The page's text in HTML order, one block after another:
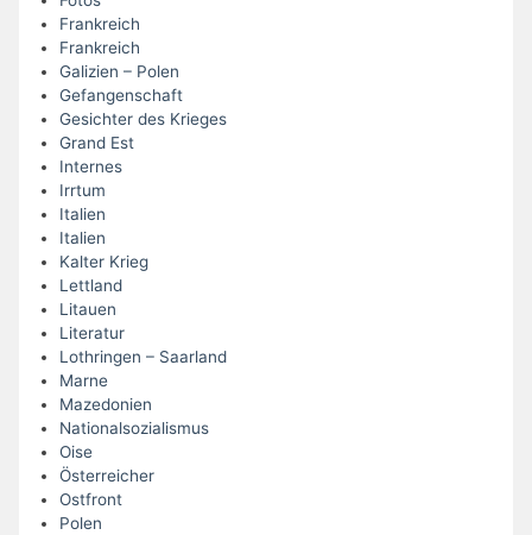
Frankreich
Frankreich
Galizien – Polen
Gefangenschaft
Gesichter des Krieges
Grand Est
Internes
Irrtum
Italien
Italien
Kalter Krieg
Lettland
Litauen
Literatur
Lothringen – Saarland
Marne
Mazedonien
Nationalsozialismus
Oise
Österreicher
Ostfront
Polen